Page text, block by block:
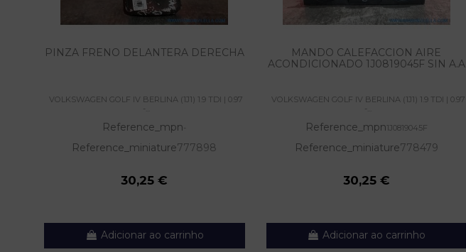
PINZA FRENO DELANTERA DERECHA
VOLKSWAGEN GOLF IV BERLINA (1J1) 1.9 TDI | 0.97
-...
Reference_mpn-
Reference_miniature777898
30,25 €
Adicionar ao carrinho
MANDO CALEFACCION AIRE
ACONDICIONADO 1J0819045F SIN A.A
VOLKSWAGEN GOLF IV BERLINA (1J1) 1.9 TDI | 0.97
-...
Reference_mpn1J0819045F
Reference_miniature778479
30,25 €
Adicionar ao carrinho